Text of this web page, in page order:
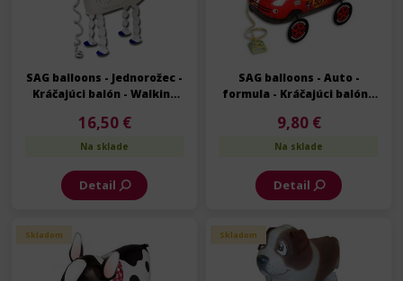
SAG balloons - Jednorožec -
Kráčajúci balón - Walking
16,50 €
Na sklade
Detail
SAG balloons - Auto -
formula - Kráčajúci balón -
9,80 €
Na sklade
Detail
Skladom Skladom